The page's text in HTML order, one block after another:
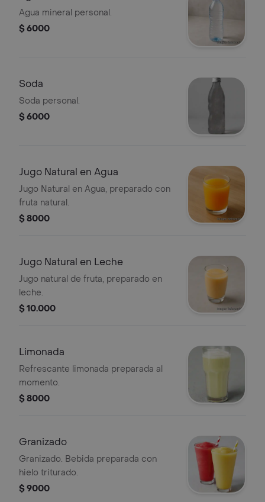
Agua mineral personal.
$ 6000
Soda
Soda personal.
$ 6000
Jugo Natural en Agua
Jugo Natural en Agua, preparado con
fruta natural.
$ 8000
Jugo Natural en Leche
Jugo natural de fruta, preparado en
leche.
$ 10.000
Limonada
Refrescante limonada preparada al
momento.
$ 8000
Granizado
Granizado. Bebida preparada con
hielo triturado.
$ 9000